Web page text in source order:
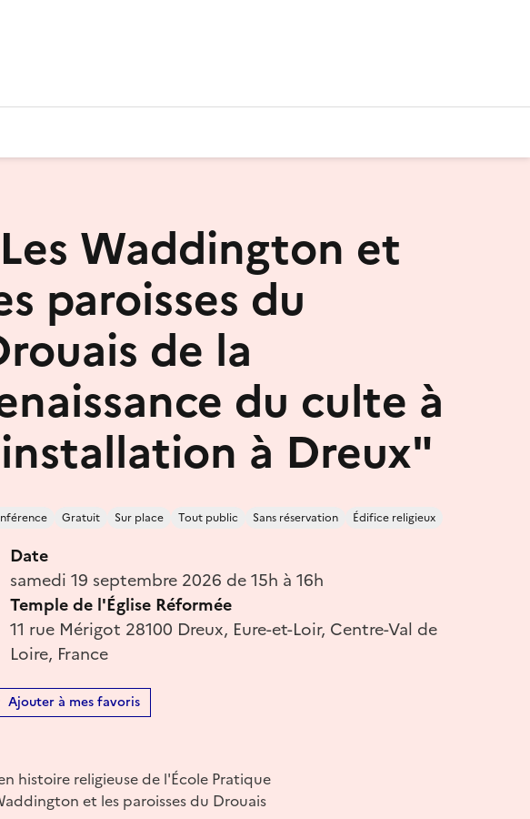
Waddington et
paroisses du
de la
du culte à
à Dreux"
Gratuit Sur place Tout public Sans réservation Édifice religieux
Date
samedi 19 septembre 2026 de 15h à 16h
Temple de l'Église Réformée
11 rue Mérigot 28100 Dreux, Eure-et-Loir, Centre-Val de
Loire, France
Ajouter à mes favoris
histoire religieuse de l'École Pratique
et les paroisses du Drouais